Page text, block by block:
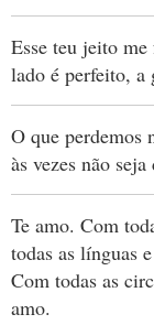
Esse teu jeito
lado é perfeito, a
O que
às vezes não
Te amo. Com
todas as línguas
Com todas as
amo.